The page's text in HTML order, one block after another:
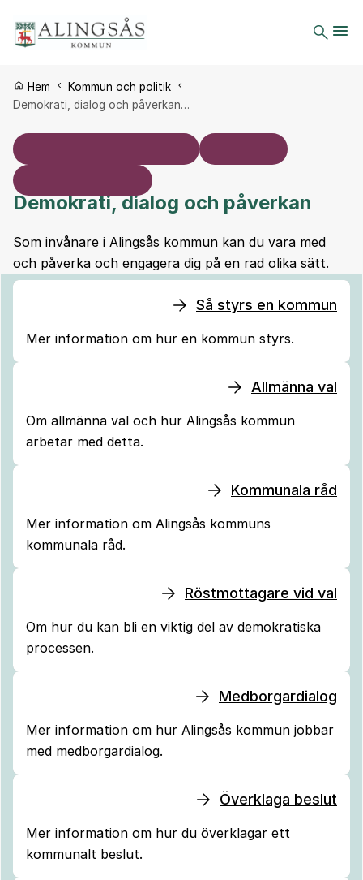
Du är här:
Hem
Kommun och politik
Demokrati, dialog och påverkan…
Demokrati, dialog och påverkan
Som invånare i Alingsås kommun kan du vara med
och påverka och engagera dig på en rad olika sätt.
Så styrs en kommun
Mer information om hur en kommun styrs.
Allmänna val
Om allmänna val och hur Alingsås kommun
arbetar med detta.
Kommunala råd
Mer information om Alingsås kommuns
kommunala råd.
Röstmottagare vid val
Om hur du kan bli en viktig del av demokratiska
processen.
Medborgardialog
Mer information om hur Alingsås kommun jobbar
med medborgardialog.
Överklaga beslut
Mer information om hur du överklagar ett
kommunalt beslut.